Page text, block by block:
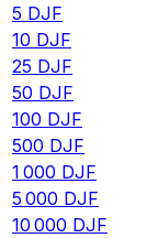
5 DJF
10 DJF
25 DJF
50 DJF
100 DJF
500 DJF
1 000 DJF
5 000 DJF
10 000 DJF